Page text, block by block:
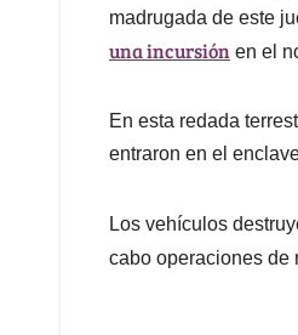
p
p
o
k
I
n
madrugada de este
una incursión en el
En esta redada
entraron en el
Los vehículos
cabo operaciones de